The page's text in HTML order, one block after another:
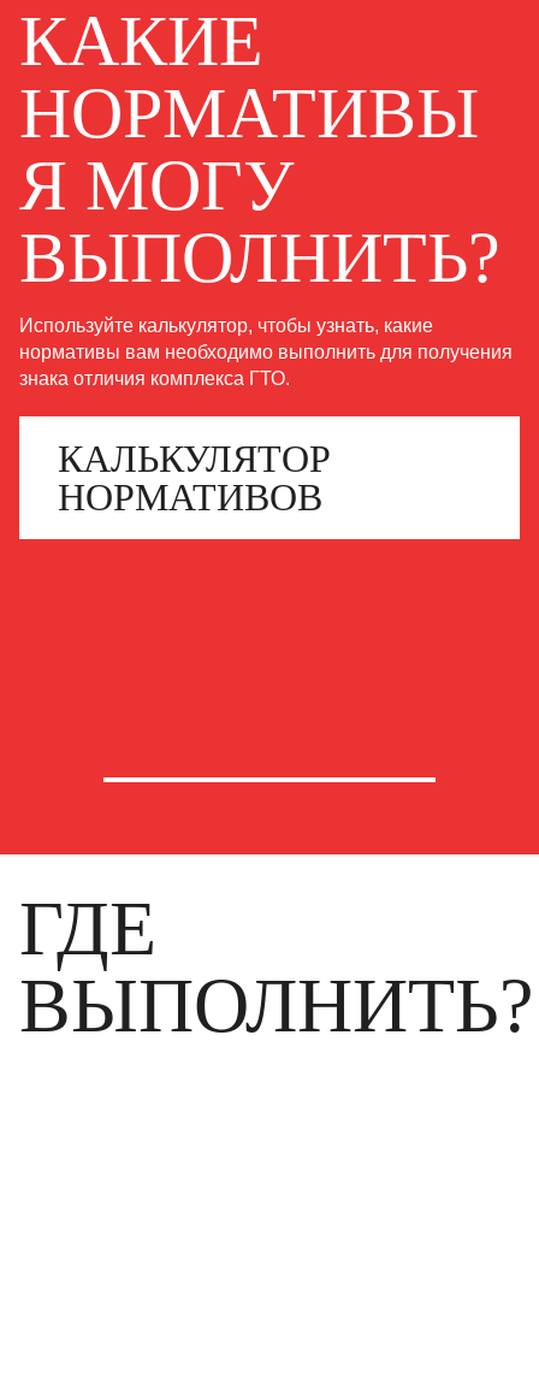
КАКИЕ
НОРМАТИВЫ
Я МОГУ
ВЫПОЛНИТЬ?
Используйте калькулятор, чтобы узнать, какие
нормативы вам необходимо выполнить для получения
знака отличия комплекса ГТО.
КАЛЬКУЛЯТОР
НОРМАТИВОВ
ГДЕ
ВЫПОЛНИТЬ?